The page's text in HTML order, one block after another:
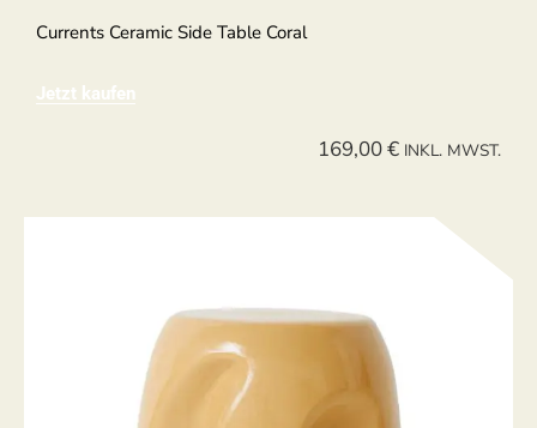
Currents Ceramic Side Table Coral
Jetzt kaufen
169,00€ INKL. MWST.